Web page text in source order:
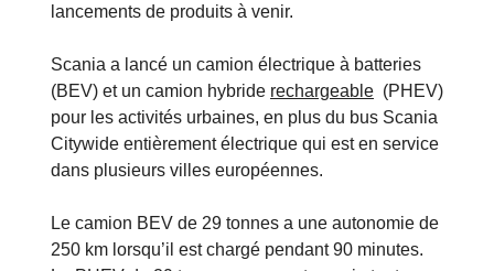
lancements de produits à venir.
Scania a lancé un camion électrique à batteries
(BEV) et un camion hybride rechargeable (PHEV)
pour les activités urbaines, en plus du bus Scania
Citywide entièrement électrique qui est en service
dans plusieurs villes européennes.
Le camion BEV de 29 tonnes a une autonomie de
250 km lorsqu’il est chargé pendant 90 minutes.